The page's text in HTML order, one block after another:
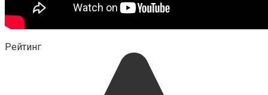
Рейтинг